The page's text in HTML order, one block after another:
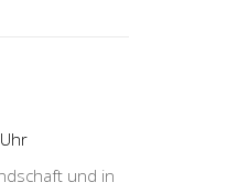
und in